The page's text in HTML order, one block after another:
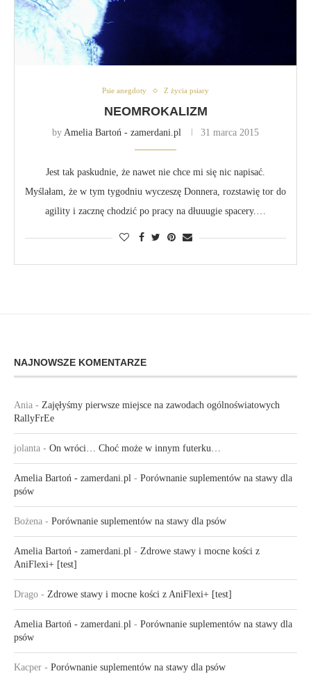
Psie anegdoty Z życia psiary
NEOMROKALIZM
by Amelia Bartoń - zamerdani.pl 31 marca 2015
Jest tak paskudnie, że nawet nie chce mi się nic napisać.
Myślałam, że w tym tygodniu wyczeszę Donnera, rozstawię tor do
agility i zacznę chodzić po pracy na dłuuugie spacery.…
NAJNOWSZE KOMENTARZE
Ania - Zajęłyśmy pierwsze miejsce na zawodach ogólnoświatowych
RallyFrEe
jolanta - On wróci… Choć może w innym futerku…
Amelia Bartoń - zamerdani.pl - Porównanie suplementów na stawy dla
psów
Bożena - Porównanie suplementów na stawy dla psów
Amelia Bartoń - zamerdani.pl - Zdrowe stawy i mocne kości z
AniFlexi+ [test]
Drago - Zdrowe stawy i mocne kości z AniFlexi+ [test]
Amelia Bartoń - zamerdani.pl - Porównanie suplementów na stawy dla
psów
Kacper - Porównanie suplementów na stawy dla psów